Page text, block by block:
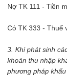
Nợ TK 111 - Tiền
Có TK 333 - Thuế
3. Khi phát sinh
khoản thu nhập
phương pháp